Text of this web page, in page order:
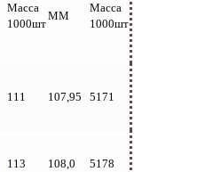
Масса
1000шт
ММ
Масса
1000шт
111 107,95 5171
113 108,0 5178